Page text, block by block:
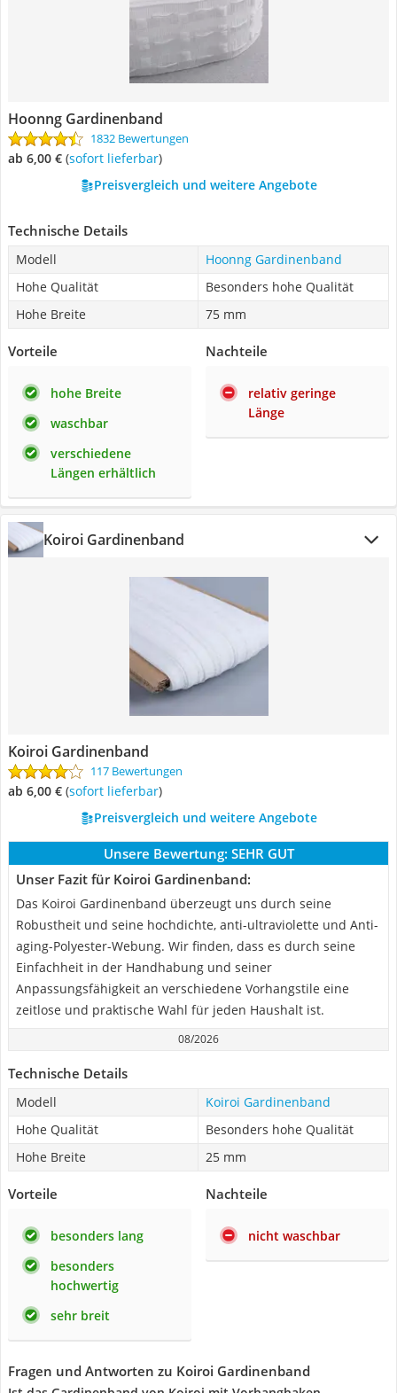
Hoonng Gardinenband
1832 Bewertungen
ab 6,00 € ( Sofort lieferbar)
Preisvergleich und weitere Angebote
Technische Details
Modell
Hoonng Gardinenband
Hohe Qualität
Besonders hohe Qualität
Hohe Breite
75 mm
Vorteile
hohe Breite
waschbar
verschiedene
Längen erhältlich
Nachteile
relativ geringe
Länge
Koiroi Gardinenband
Koiroi Gardinenband
117 Bewertungen
ab 6,00 € ( Sofort lieferbar)
Preisvergleich und weitere Angebote
Unsere Bewertung: SEHR GUT
Unser Fazit für Koiroi Gardinenband:
Das Koiroi Gardinenband überzeugt uns durch seine
Robustheit und seine hochdichte, anti-ultraviolette und Anti-
aging-Polyester-Webung. Wir finden, dass es durch seine
Einfachheit in der Handhabung und seiner
Anpassungsfähigkeit an verschiedene Vorhangstile eine
zeitlose und praktische Wahl für jeden Haushalt ist.
08/2026
Technische Details
Modell
Koiroi Gardinenband
Hohe Qualität
Besonders hohe Qualität
Hohe Breite
25 mm
Vorteile
besonders lang
besonders
hochwertig
sehr breit
Nachteile
nicht waschbar
Fragen und Antworten zu Koiroi Gardinenband